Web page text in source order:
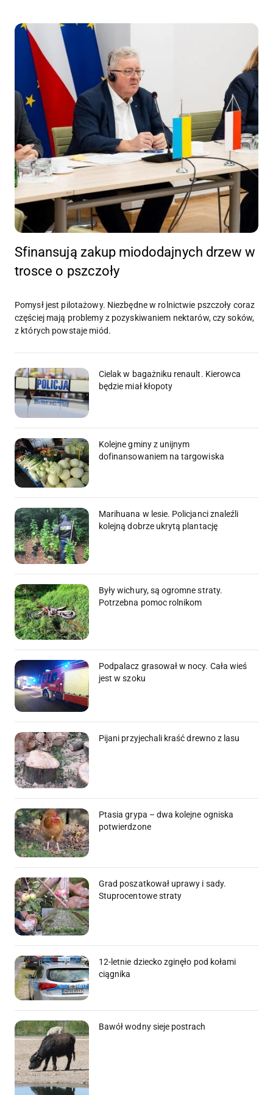
Sfinansują zakup miododajnych drzew w
trosce o pszczoły
Pomysł jest pilotażowy. Niezbędne w rolnictwie pszczoły coraz
częściej mają problemy z pozyskiwaniem nektarów, czy soków,
z których powstaje miód.
Cielak w bagażniku renault. Kierowca
będzie miał kłopoty
Kolejne gminy z unijnym
dofinansowaniem na targowiska
Marihuana w lesie. Policjanci znaleźli
kolejną dobrze ukrytą plantację
Były wichury, są ogromne straty.
Potrzebna pomoc rolnikom
Podpalacz grasował w nocy. Cała wieś
jest w szoku
Pijani przyjechali kraść drewno z lasu
Ptasia grypa – dwa kolejne ogniska
potwierdzone
Grad poszatkował uprawy i sady.
Stuprocentowe straty
12-letnie dziecko zginęło pod kołami
ciągnika
Bawół wodny sieje postrach